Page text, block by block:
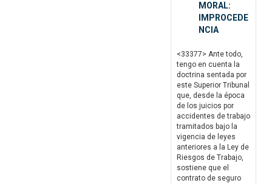
MORAL:
IMPROCEDE
NCIA
<33377> Ante todo,
tengo en cuenta la
doctrina sentada por
este Superior Tribunal
que, desde la época
de los juicios por
accidentes de trabajo
tramitados bajo la
vigencia de leyes
anteriores a la Ley de
Riesgos de Trabajo,
sostiene que el
contrato de seguro